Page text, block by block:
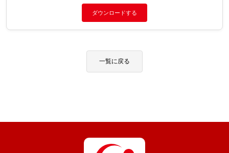
ダウンロードする
一覧に戻る